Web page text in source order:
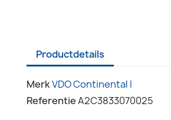
Productdetails
MerkVDO Continental I
ReferentieA2C3833070025